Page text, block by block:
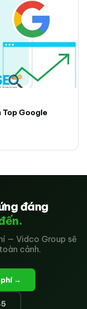
Top Google
đáng
— Vidco Group sẽ
cảnh.
→